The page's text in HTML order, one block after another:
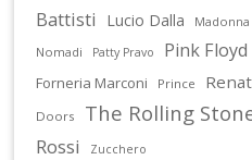
Battisti
Lucio Dalla Madonna
Nomadi Patty Pravo Pink Floyd
Forneria Marconi
Prince
Doors
The Rolling
Rossi
Zucchero